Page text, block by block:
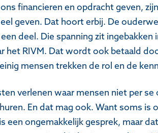
financieren en opdracht geven,
geven. Dat hoort erbij. De
deel. Die spanning zit
het RIVM. Dat wordt ook betaald
mensen trekken de rol en de
verlenen waar mensen niet per
En dat mag ook. Want soms
een ongemakkelijk gesprek, maar